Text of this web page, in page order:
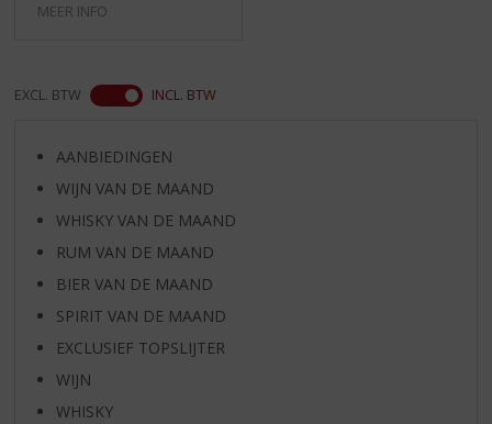
MEER INFO
EXCL. BTW INCL. BTW
AANBIEDINGEN
WIJN VAN DE MAAND
WHISKY VAN DE MAAND
RUM VAN DE MAAND
BIER VAN DE MAAND
SPIRIT VAN DE MAAND
EXCLUSIEF TOPSLIJTER
WIJN
WHISKY